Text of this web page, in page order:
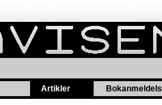
Artikler